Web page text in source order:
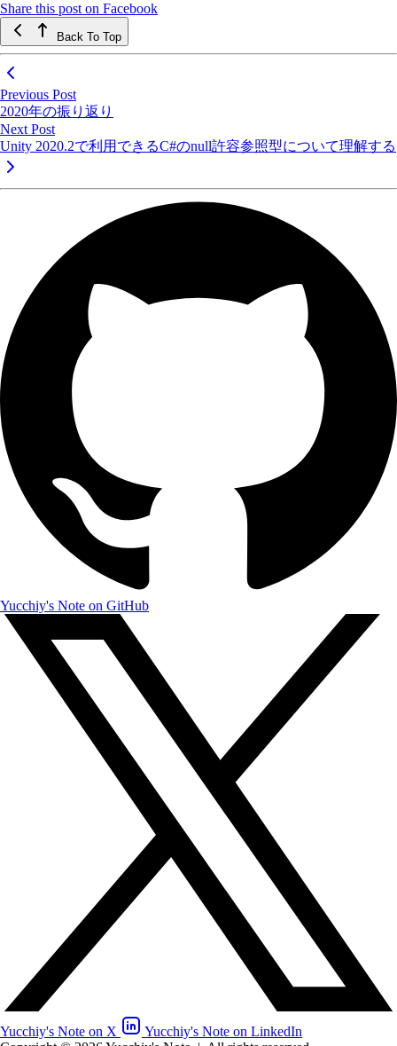
Share this post on Facebook
Back To Top
Previous Post
2020年の振り返り
Next Post
Unity 2020.2で利用できるC#のnull許容参照型について理解する
Yucchiy's Note on GitHub
Yucchiy's Note on X
Yucchiy's Note on LinkedIn